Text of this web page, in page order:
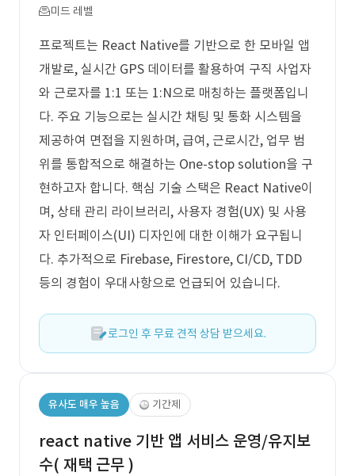
미드 레벨
프로젝트는 React Native를 기반으로 한 모바일 앱
개발로, 실시간 GPS 데이터를 활용하여 구직 사업자
와 근로자를 1:1 또는 1:N으로 매칭하는 플랫폼입니
다. 주요 기능으로는 실시간 채팅 및 통화 시스템을
제공하여 면접을 지원하며, 급여, 근로시간, 업무 범
위를 통합적으로 해결하는 One-stop solution을 구
현하고자 합니다. 핵심 기술 스택은 React Native이
며, 상태 관리 라이브러리, 사용자 경험(UX) 및 사용
자 인터페이스(UI) 디자인에 대한 이해가 요구됩니
다. 추가적으로 Firebase, Firestore, CI/CD, TDD
등의 경험이 우대사항으로 언급되어 있습니다.
로그인 후 무료 견적 상담 받으세요.
유사도 매우 높음 기간제
react native 기반 앱 서비스 운영/유지보
수( 재택 근무 )